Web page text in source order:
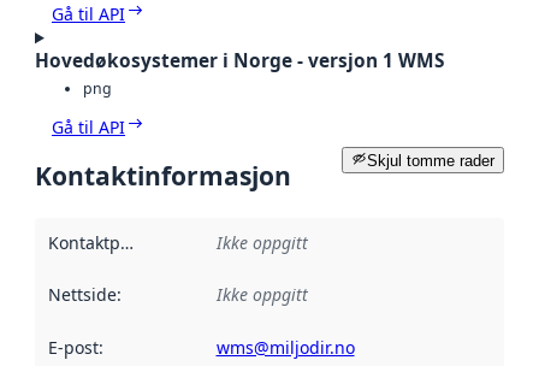
Gå til API
Hovedøkosystemer i Norge - versjon 1 WMS
png
Gå til API
Skjul tomme rader
Kontaktinformasjon
Kontaktpunkt Ikke oppgitt
Nettside: Ikke oppgitt
E-post: wms@miljodir.no